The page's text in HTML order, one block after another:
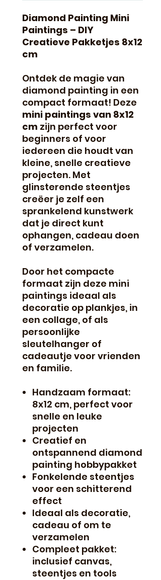
Diamond Painting Mini
Paintings – DIY
Creatieve Pakketjes 8x12
cm
Ontdek de magie van
diamond painting in een
compact formaat! Deze
mini paintings van 8x12
cm zijn perfect voor
beginners of voor
iedereen die houdt van
kleine, snelle creatieve
projecten. Met
glinsterende steentjes
creëer je zelf een
sprankelend kunstwerk
dat je direct kunt
ophangen, cadeau doen
of verzamelen.
Door het compacte
formaat zijn deze mini
paintings ideaal als
decoratie op plankjes, in
een collage, of als
persoonlijke
sleutelhanger of
cadeautje voor vrienden
en familie.
Handzaam formaat:
8x12 cm, perfect voor
snelle en leuke
projecten
Creatief en
ontspannend diamond
painting hobbypakket
Fonkelende steentjes
voor een schitterend
effect
Ideaal als decoratie,
cadeau of om te
verzamelen
Compleet pakket:
inclusief canvas,
steentjes en tools